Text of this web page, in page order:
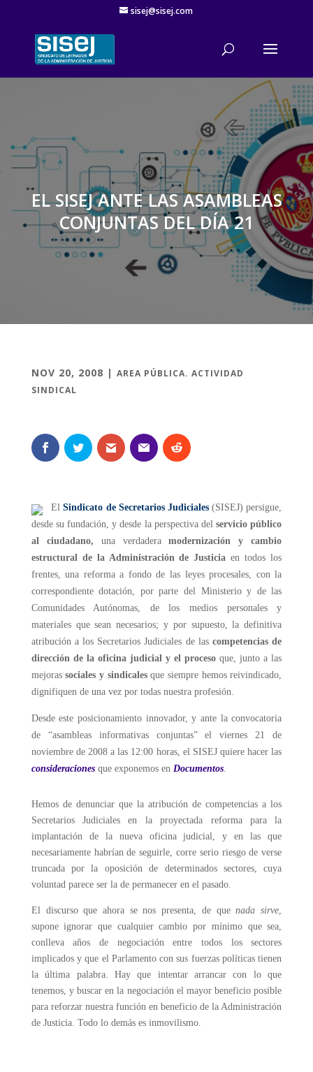
sisej@sisej.com
'
EL SISEJ ANTE LAS ASAMBLEAS
CONJUNTAS DEL DÍA 21
NOV 20, 2008 | AREA PÚBLICA. ACTIVIDAD
SINDICAL
ElSindicato de Secretarios Judiciales(SISEJ) persigue,
desde su fundación, ydesde la perspectiva delservicio público
al ciudadano, una verdaderamodernización ycambio
estructural de la Administración de Justicia en todos los
frentes, una reforma a fondo de las leyes procesales, con la
correspondiente dotación, por parte del Ministerioy de las
Comunidades Autónomas, de los medios personales y
materiales que seannecesarios; y por supuesto, la definitiva
atribución a los Secretarios Judiciales de lascompetencias de
dirección de la oficina judicial y el proceso que, junto a las
mejorassociales y sindicalesque siempre hemos reivindicado,
dignifiquen de una vez por todas nuestra profesión.
Desde este posicionamiento innovador, y ante la convocatoria
de “asambleas informativas conjuntas” el viernes 21 de
noviembre de 2008 a las 12:00 horas, el SISEJ quiere hacer las
consideracionesque exponemos en Documentos.
Hemos de denunciar que la atribución de competencias a los
Secretarios Judiciales en la proyectada reforma para la
implantación de la nueva oficina judicial, y en las que
necesariamente habrían de seguirle, corre serio riesgo de verse
truncada por la oposición de determinados sectores, cuya
voluntad parece ser la de permanecer en el pasado.
El discurso que ahora se nos presenta, de quenada sirve,
supone ignorar que cualquier cambio por mínimo que sea,
conlleva años de negociación entre todos los sectores
implicados y que el Parlamento con sus fuerzas políticas tienen
la última palabra. Hay que intentar arrancar con lo que
tenemos, y buscar en la negociación el mayor beneficio posible
para reforzar nuestra función en beneficio de la Administración
de Justicia. Todo lo demás es inmovilismo.